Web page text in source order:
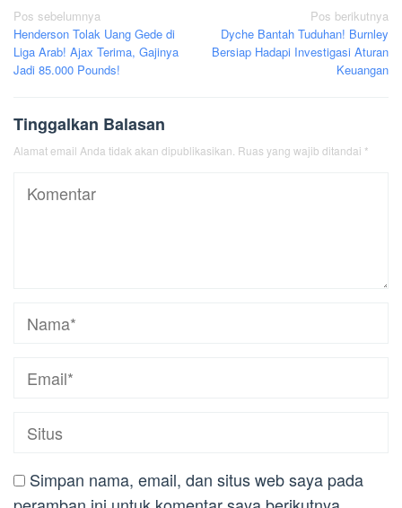
Navigasi
pos
Pos sebelumnya
Henderson Tolak Uang Gede di
Liga Arab! Ajax Terima, Gajinya
Jadi 85.000 Pounds!
Pos berikutnya
Dyche Bantah Tuduhan! Burnley
Bersiap Hadapi Investigasi Aturan
Keuangan
Tinggalkan Balasan
Alamat email Anda tidak akan dipublikasikan. Ruas yang wajib ditandai *
Simpan nama, email, dan situs web saya pada